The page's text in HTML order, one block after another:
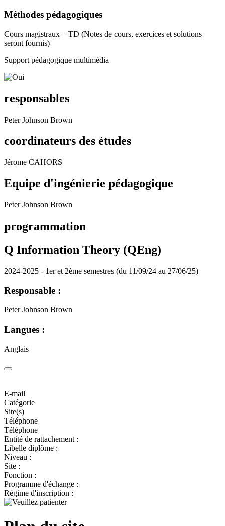
Méthodes pédagogiques
Cours magistraux + TD (Notes de cours, exercices et solutions
seront fournis)
Support pédagogique multimédia
responsables
Peter Johnson Brown
coordinateurs des études
Jérome CAHORS
Equipe d'ingénierie pédagogique
Peter Johnson Brown
programmation
Q Information Theory (QEng)
2024-2025 - 1er et 2ème semestres (du 11/09/24 au 27/06/25)
Responsable :
Peter Johnson Brown
Langues :
Anglais
E-mail
Catégorie
Site(s)
Téléphone
Téléphone
Entité de rattachement :
Libelle diplôme :
Niveau :
Site :
Fonction :
Programme d'échange :
Régime d'inscription :